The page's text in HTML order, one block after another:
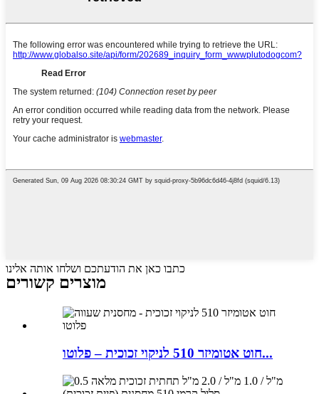
כתבו כאן את הודעתכם ושלחו אותה אלינו
מוצרים קשורים
חוט אטומיזר 510 לניקוי זכוכית – פלוטו...